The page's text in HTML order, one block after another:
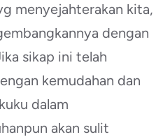
menyejahterakan kita,
dengan
sikap ini telah
kemudahan dan
dalam
akan sulit